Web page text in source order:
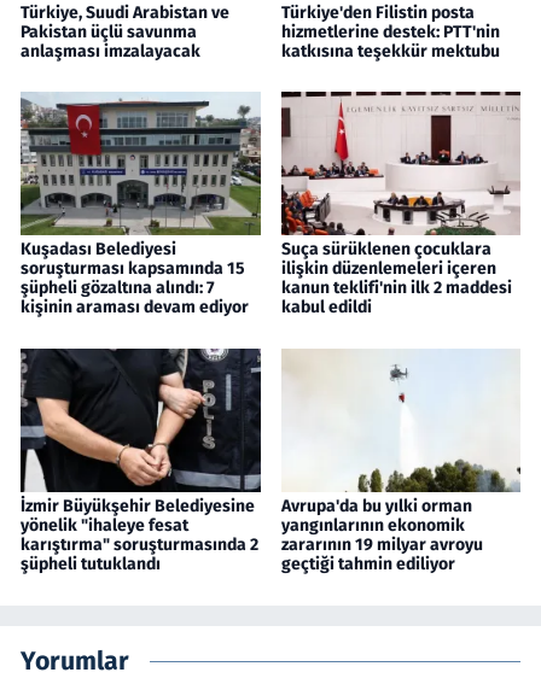
Türkiye, Suudi Arabistan ve
Pakistan üçlü savunma
anlaşması imzalayacak
Türkiye'den Filistin posta
hizmetlerine destek: PTT'nin
katkısına teşekkür mektubu
Kuşadası Belediyesi
soruşturması kapsamında 15
şüpheli gözaltına alındı: 7
kişinin araması devam ediyor
Suça sürüklenen çocuklara
ilişkin düzenlemeleri içeren
kanun teklifi'nin ilk 2 maddesi
kabul edildi
İzmir Büyükşehir Belediyesine
yönelik "ihaleye fesat
karıştırma" soruşturmasında 2
şüpheli tutuklandı
Avrupa'da bu yılki orman
yangınlarının ekonomik
zararının 19 milyar avroyu
geçtiği tahmin ediliyor
Yorumlar